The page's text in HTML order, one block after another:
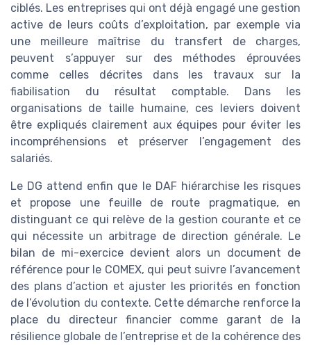
ciblés. Les entreprises qui ont déjà engagé une gestion
active de leurs coûts d’exploitation, par exemple via
une meilleure maîtrise du transfert de charges,
peuvent s’appuyer sur des méthodes éprouvées
comme celles décrites dans les travaux sur la
fiabilisation du résultat comptable. Dans les
organisations de taille humaine, ces leviers doivent
être expliqués clairement aux équipes pour éviter les
incompréhensions et préserver l’engagement des
salariés.
Le DG attend enfin que le DAF hiérarchise les risques
et propose une feuille de route pragmatique, en
distinguant ce qui relève de la gestion courante et ce
qui nécessite un arbitrage de direction générale. Le
bilan de mi-exercice devient alors un document de
référence pour le COMEX, qui peut suivre l’avancement
des plans d’action et ajuster les priorités en fonction
de l’évolution du contexte. Cette démarche renforce la
place du directeur financier comme garant de la
résilience globale de l’entreprise et de la cohérence des